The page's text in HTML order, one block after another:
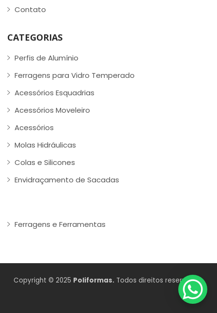
Contato
CATEGORIAS
Perfis de Alumínio
Ferragens para Vidro Temperado
Acessórios Esquadrias
Acessórios Moveleiro
Acessórios
Molas Hidráulicas
Colas e Silicones
Envidraçamento de Sacadas
Ferragens e Ferramentas
Copyright © 2025 Poliformas. Todos direitos reservados.